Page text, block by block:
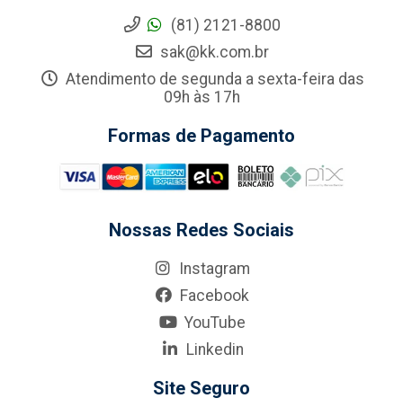
(81) 2121-8800
sak@kk.com.br
Atendimento de segunda a sexta-feira das
09h às 17h
Formas de Pagamento
Nossas Redes Sociais
Instagram
Facebook
YouTube
Linkedin
Site Seguro